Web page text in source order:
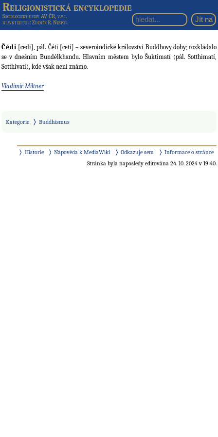
Religionistická encyklopedie
Sociologický ústav AV ČR, v.v.i.
hlavní editor: Zdeněk R. Nešpor
Čédi [cedi], pál. Čéti [ceti] – severoindické království Buddhovy doby; rozkládalo
se v dnešním Bundélkhandu. Hlavním městem bylo Šuktimatí (pál. Sotthimatí,
Sotthivatí), kde však není známo.
Vladimír Miltner
Kategorie: Buddhismus
Historie Nápověda k MediaWiki Odkazuje sem
Informace o stránce
Stránka byla naposledy editována 24. 10. 2024 v 19:40.